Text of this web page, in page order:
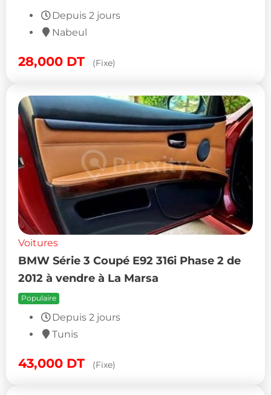
Depuis 2 jours
Nabeul
28,000 DT (Fixe)
Voitures
BMW Série 3 Coupé E92 316i Phase 2 de
2012 à vendre à La Marsa
Populaire
Depuis 2 jours
Tunis
43,000 DT (Fixe)